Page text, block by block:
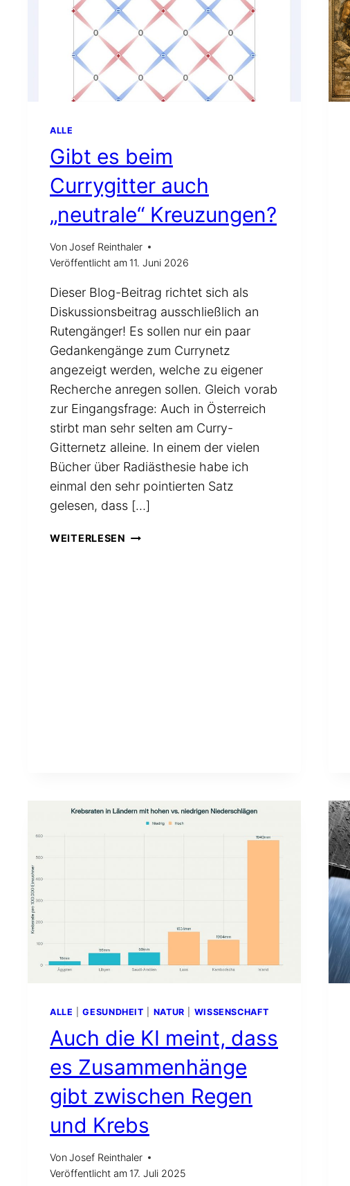
ALLE
Gibt es beim
Currygitter auch
„neutrale“ Kreuzungen?
VonJosef Reinthaler
Veröffentlicht am 11. Juni 2026
Dieser Blog-Beitrag richtet sich als
Diskussionsbeitrag ausschließlich an
Rutengänger! Es sollen nur ein paar
Gedankengänge zum Currynetz
angezeigt werden, welche zu eigener
Recherche anregen sollen. Gleich vorab
zur Eingangsfrage: Auch in Österreich
stirbt man sehr selten am Curry-
Gitternetz alleine. In einem der vielen
Bücher über Radiästhesie habe ich
einmal den sehr pointierten Satz
gelesen, dass […]
WEITERLESEN GIBT
ALLE |GESUNDHEIT NATUR WISSENSCHAFT
Auch die KI meint, dass
es Zusammenhänge
gibt zwischen Regen
und Krebs
VonJosef Reinthaler
Veröffentlicht am 17. Juli 2025